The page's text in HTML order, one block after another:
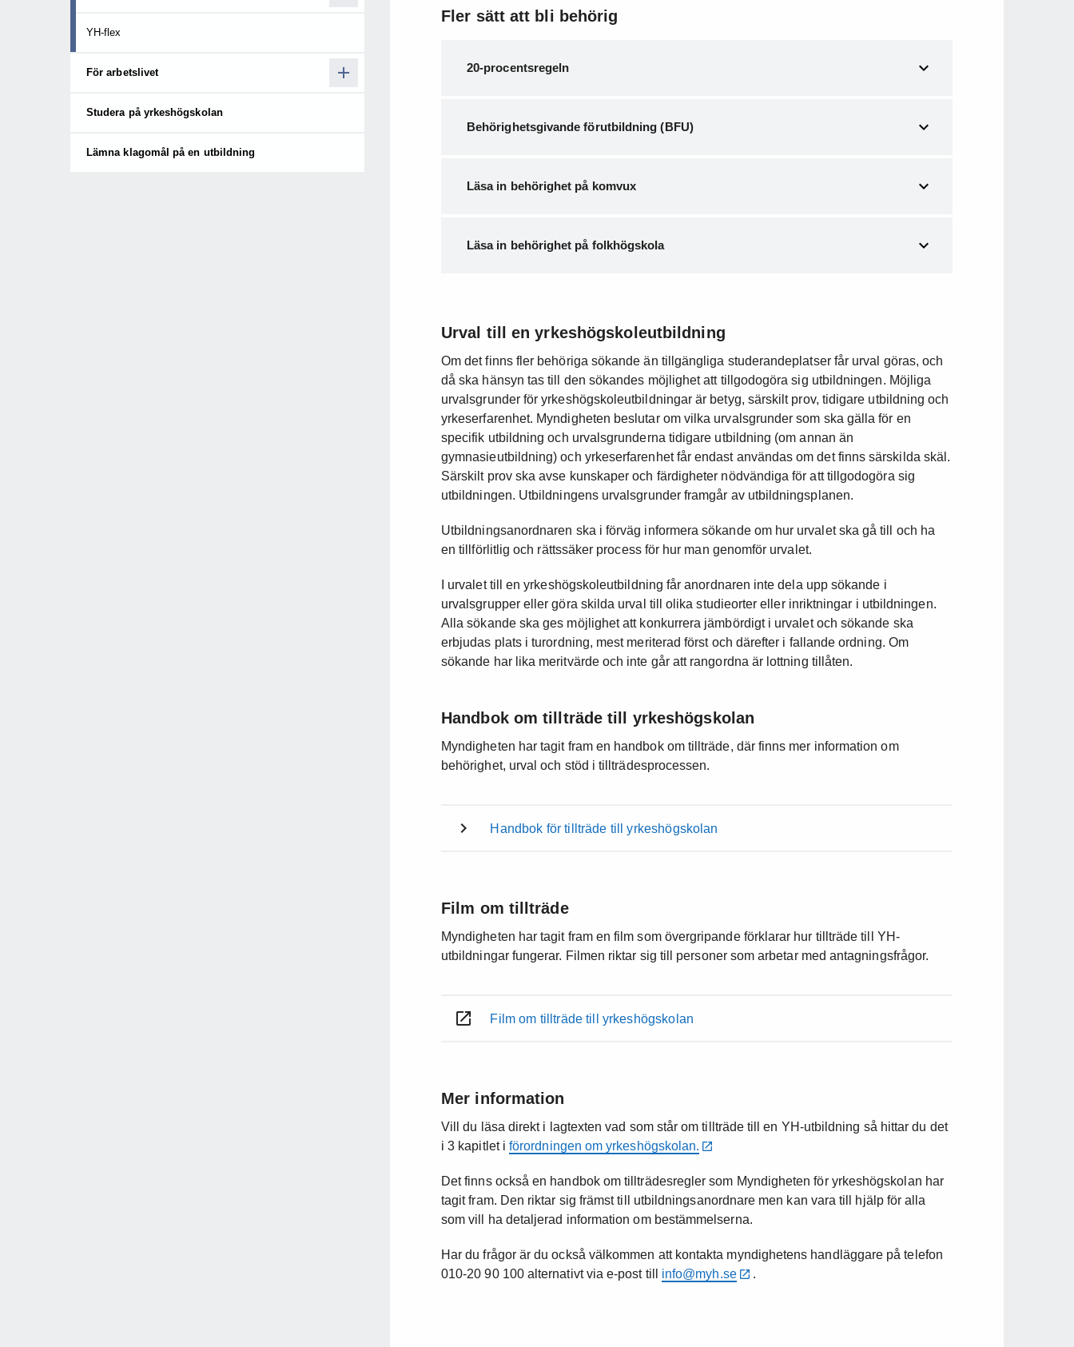
Fler sätt att bli behörig
20-procentsregeln
Behörighetsgivande förutbildning (BFU)
Läsa in behörighet på komvux
Läsa in behörighet på folkhögskola
Urval till en yrkeshögskoleutbildning
Om det finns fler behöriga sökande än tillgängliga studerandeplatser får urval göras, och
då ska hänsyn tas till den sökandes möjlighet att tillgodogöra sig utbildningen. Möjliga
urvalsgrunder för yrkeshögskoleutbildningar är betyg, särskilt prov, tidigare utbildning och
yrkeserfarenhet. Myndigheten beslutar om vilka urvalsgrunder som ska gälla för en
specifik utbildning och urvalsgrunderna tidigare utbildning (om annan än
gymnasieutbildning) och yrkeserfarenhet får endast användas om det finns särskilda skäl.
Särskilt prov ska avse kunskaper och färdigheter nödvändiga för att tillgodogöra sig
utbildningen. Utbildningens urvalsgrunder framgår av utbildningsplanen.
Utbildningsanordnaren ska i förväg informera sökande om hur urvalet ska gå till och ha
en tillförlitlig och rättssäker process för hur man genomför urvalet.
I urvalet till en yrkeshögskoleutbildning får anordnaren inte dela upp sökande i
urvalsgrupper eller göra skilda urval till olika studieorter eller inriktningar i utbildningen.
Alla sökande ska ges möjlighet att konkurrera jämbördigt i urvalet och sökande ska
erbjudas plats i turordning, mest meriterad först och därefter i fallande ordning. Om
sökande har lika meritvärde och inte går att rangordna är lottning tillåten.
Handbok om tillträde till yrkeshögskolan
Myndigheten har tagit fram en handbok om tillträde, där finns mer information om
behörighet, urval och stöd i tillträdesprocessen.
Handbok för tillträde till yrkeshögskolan
Film om tillträde
Myndigheten har tagit fram en film som övergripande förklarar hur tillträde till YH-
utbildningar fungerar. Filmen riktar sig till personer som arbetar med antagningsfrågor.
Film om tillträde till yrkeshögskolan
Mer information
Vill du läsa direkt i lagtexten vad som står om tillträde till en YH-utbildning så hittar du det
i 3 kapitlet iförordningen om yrkeshögskolan.
Det finns också en handbok om tillträdesregler som Myndigheten för yrkeshögskolan har
tagit fram. Den riktar sig främst till utbildningsanordnare men kan vara till hjälp för alla
som vill ha detaljerad information om bestämmelserna.
Har du frågor är du också välkommen att kontakta myndighetens handläggare på telefon
010-20 90 100 alternativt via e-post till info@myh.se .
YH-flex
För arbetslivet
Studera på yrkeshögskolan
Lämna klagomål på en utbildning